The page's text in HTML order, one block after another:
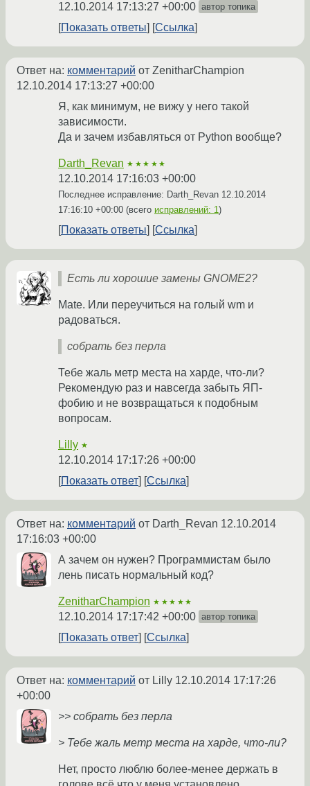
12.10.2014 17:13:27 +00:00 автор топика
Показать ответы Ссылка
Ответ на: комментарий от ZenitharChampion
12.10.2014 17:13:27 +00:00
Я, как минимум, не вижу у него такой
зависимости.
Да и зачем избавляться от Python вообще?
Darth_Revan ★★★★★
12.10.2014 17:16:03 +00:00
Последнее исправление: Darth_Revan 12.10.2014
17:16:10 +00:00 (всего исправлений: 1)
Показать ответы Ссылка
Есть ли хорошие замены GNOME2?
Mate. Или переучиться на голый wm и
радоваться.
собрать без перла
Тебе жаль метр места на харде, что-ли?
Рекомендую раз и навсегда забыть ЯП-
фобию и не возвращаться к подобным
вопросам.
Lilly ★
12.10.2014 17:17:26 +00:00
Показать ответ
Ссылка
Ответ на: комментарий от Darth_Revan 12.10.2014
17:16:03 +00:00
А зачем он нужен? Программистам было
лень писать нормальный код?
ZenitharChampion ★★★★★
12.10.2014 17:17:42 +00:00 автор топика
Показать ответ Ссылка
Ответ на: комментарий от Lilly 12.10.2014 17:17:26
+00:00
>> собрать без перла
> Тебе жаль метр места на харде, что-ли?
Нет, просто люблю более-менее держать в